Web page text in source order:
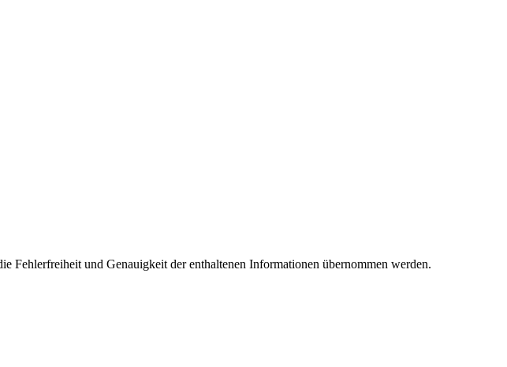
Fehlerfreiheit und Genauigkeit der enthaltenen Informationen übernommen werden.